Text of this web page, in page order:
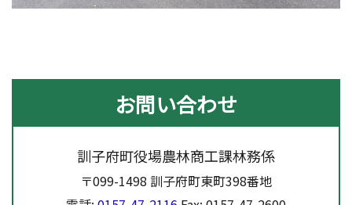
お問い合わせ
訓子府町役場農林商工課林務係
〒099-1498 訓子府町東町398番地